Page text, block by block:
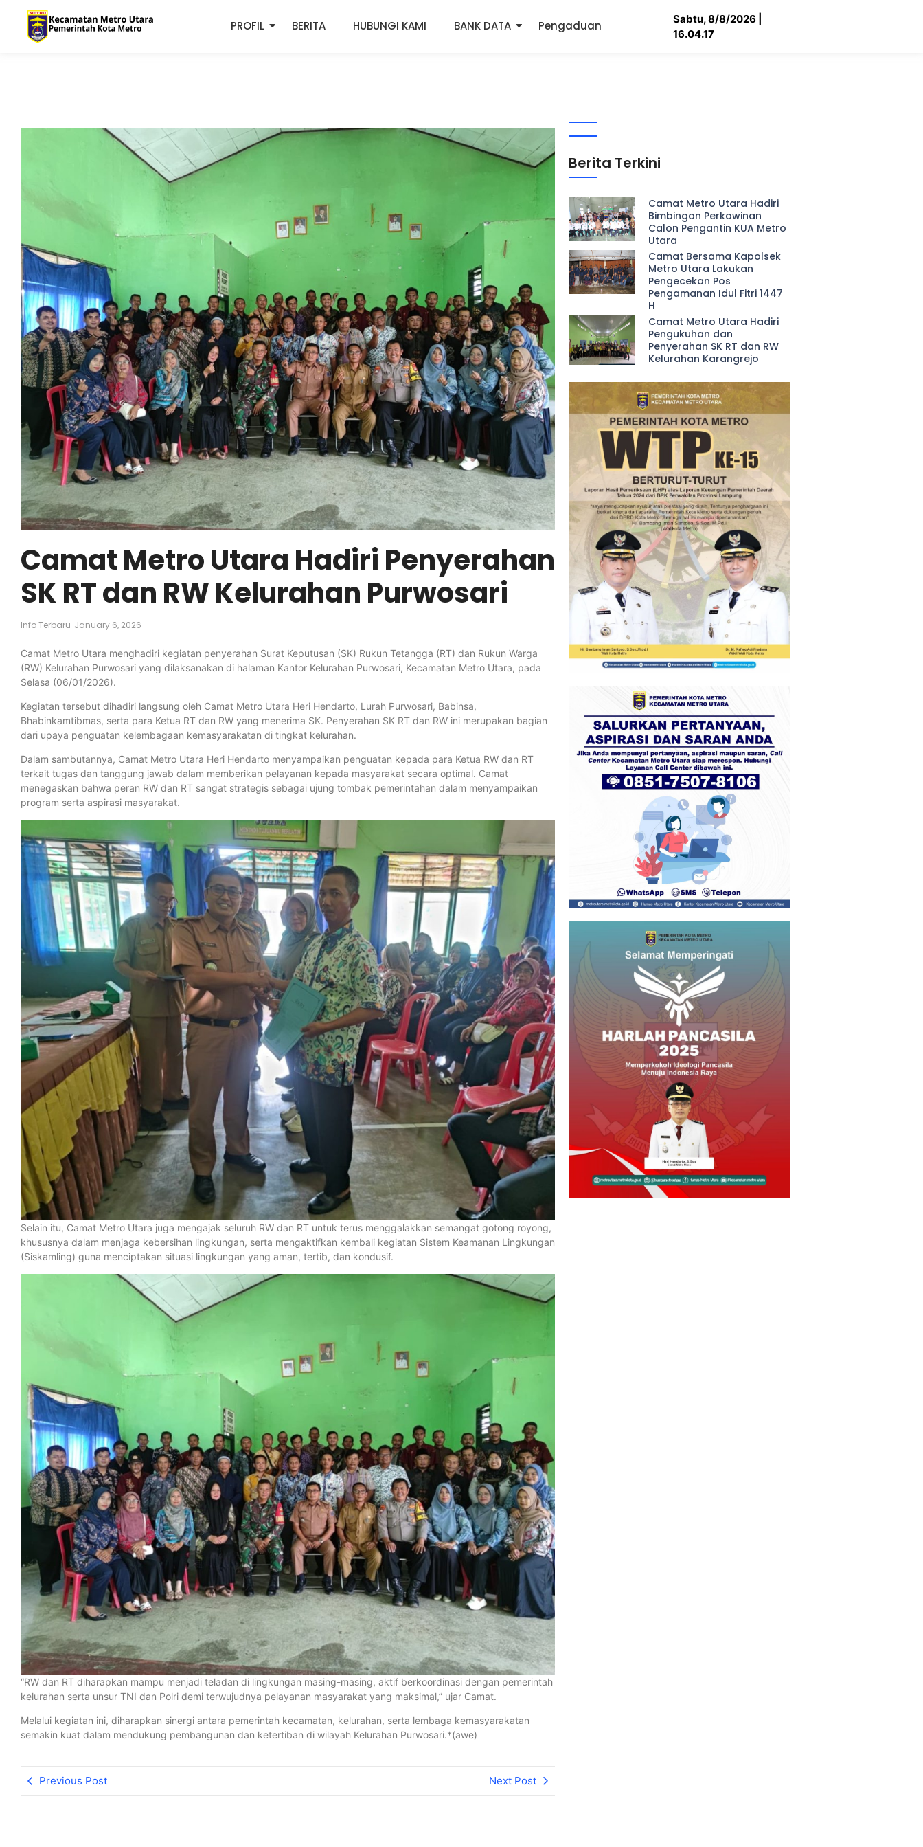
PROFIL BERITA HUBUNGI KAMI BANK DATA Pengaduan
Sabtu, 8/8/2026 |
16.04.18
Camat Metro Utara Hadiri Penyerahan
SK RT dan RW Kelurahan Purwosari
Info Terbaru January 6, 2026
Camat Metro Utara menghadiri kegiatan penyerahan Surat Keputusan (SK) Rukun Tetangga (RT) dan Rukun Warga
(RW) Kelurahan Purwosari yang dilaksanakan di halaman Kantor Kelurahan Purwosari, Kecamatan Metro Utara, pada
Selasa (06/01/2026).
Kegiatan tersebut dihadiri langsung oleh Camat Metro Utara Heri Hendarto, Lurah Purwosari, Babinsa,
Bhabinkamtibmas, serta para Ketua RT dan RW yang menerima SK. Penyerahan SK RT dan RW ini merupakan bagian
dari upaya penguatan kelembagaan kemasyarakatan di tingkat kelurahan.
Dalam sambutannya, Camat Metro Utara Heri Hendarto menyampaikan penguatan kepada para Ketua RW dan RT
terkait tugas dan tanggung jawab dalam memberikan pelayanan kepada masyarakat secara optimal. Camat
menegaskan bahwa peran RW dan RT sangat strategis sebagai ujung tombak pemerintahan dalam menyampaikan
program serta aspirasi masyarakat.
Selain itu, Camat Metro Utara juga mengajak seluruh RW dan RT untuk terus menggalakkan semangat gotong royong,
khususnya dalam menjaga kebersihan lingkungan, serta mengaktifkan kembali kegiatan Sistem Keamanan Lingkungan
(Siskamling) guna menciptakan situasi lingkungan yang aman, tertib, dan kondusif.
“RW dan RT diharapkan mampu menjadi teladan di lingkungan masing-masing, aktif berkoordinasi dengan pemerintah
kelurahan serta unsur TNI dan Polri demi terwujudnya pelayanan masyarakat yang maksimal,” ujar Camat.
Melalui kegiatan ini, diharapkan sinergi antara pemerintah kecamatan, kelurahan, serta lembaga kemasyarakatan
semakin kuat dalam mendukung pembangunan dan ketertiban di wilayah Kelurahan Purwosari.*(awe)
Previous Post Next Post
Berita Terkini
Camat Metro Utara Hadiri
Bimbingan Perkawinan
Calon Pengantin KUA Metro
Utara
Camat Bersama Kapolsek
Metro Utara Lakukan
Pengecekan Pos
Pengamanan Idul Fitri 1447
H
Camat Metro Utara Hadiri
Pengukuhan dan
Penyerahan SK RT dan RW
Kelurahan Karangrejo